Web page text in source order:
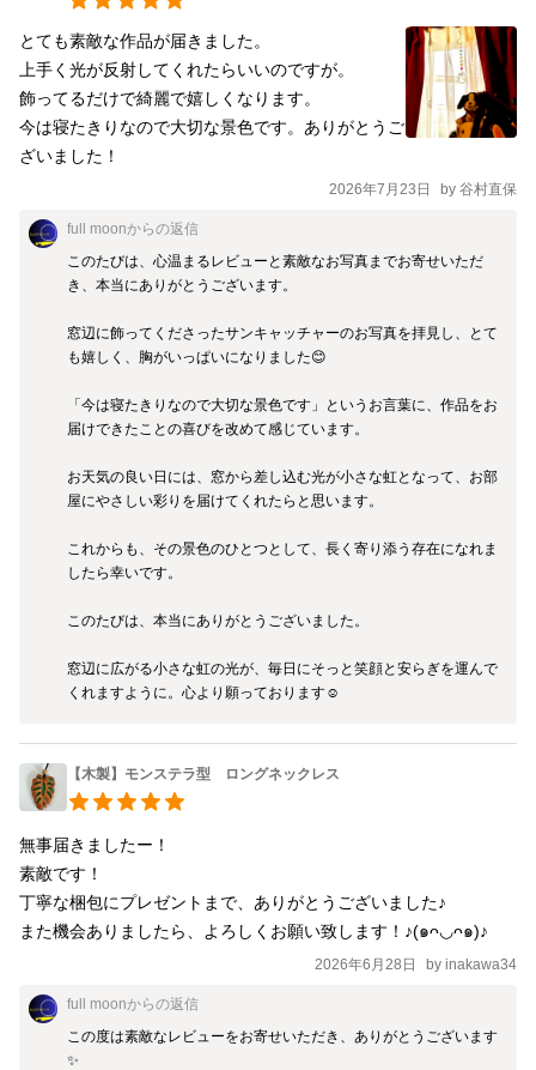
とても素敵な作品が届きました。
上手く光が反射してくれたらいいのですが。
飾ってるだけで綺麗で嬉しくなります。
今は寝たきりなので大切な景色です。ありがとうご
ざいました！
2026年7月23日 by 谷村直保
full moonからの返信
このたびは、心温まるレビューと素敵なお写真までお寄せいただ
き、本当にありがとうございます。
窓辺に飾ってくださったサンキャッチャーのお写真を拝見し、とて
も嬉しく、胸がいっぱいになりました😊
「今は寝たきりなので大切な景色です」というお言葉に、作品をお
届けできたことの喜びを改めて感じています。
お天気の良い日には、窓から差し込む光が小さな虹となって、お部
屋にやさしい彩りを届けてくれたらと思います。
これからも、その景色のひとつとして、長く寄り添う存在になれま
したら幸いです。
このたびは、本当にありがとうございました。
窓辺に広がる小さな虹の光が、毎日にそっと笑顔と安らぎを運んで
くれますように。心より願っております☺️
【木製】モンステラ型 ロングネックレス
無事届きましたー！
素敵です！
丁寧な梱包にプレゼントまで、ありがとうございました♪
また機会ありましたら、よろしくお願い致します！♪(๑ᴖ◡ᴖ๑)♪
2026年6月28日 by inakawa34
full moonからの返信
この度は素敵なレビューをお寄せいただき、ありがとうございます
✨